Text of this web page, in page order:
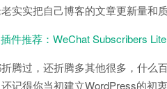
实实把自己博客的文章更新量和质
件推荐：WeChat Subscribers Lite
腾过，还折腾多其他很多，什么
记得你当初建立WordPress的初